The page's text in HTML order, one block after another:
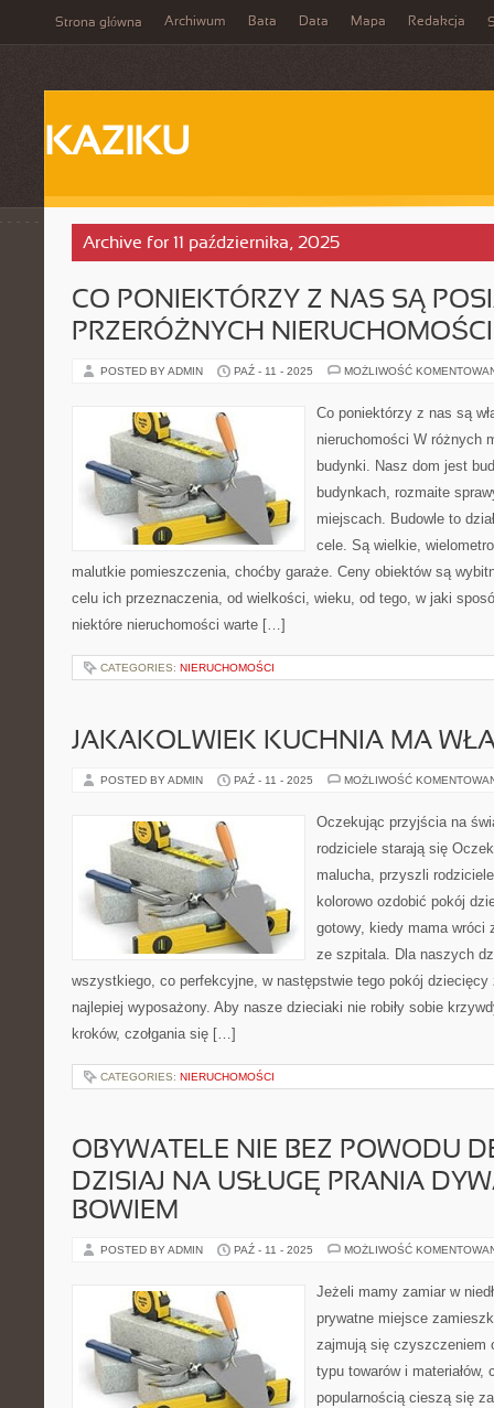
Strona główna Archiwum Bata Data Mapa Redakcja
KAZIKU
Archive for 11 października, 2025
CO PONIEKTÓRZY Z NAS SĄ
PRZERÓŻNYCH NIERUCHOMOŚCI
POSTED BY ADMIN PAŹ - 11 - 2025 MOŻLIWOŚĆ
Co poniektórzy z nas są
nieruchomości W różnych
budynki. Nasz dom jest
budynkach, rozmaite
miejscach. Budowle to
cele. Są wielkie,
malutkie pomieszczenia, choćby garaże. Ceny obiektów są
celu ich przeznaczenia, od wielkości, wieku, od tego, w jaki
niektóre nieruchomości warte […]
CATEGORIES: NIERUCHOMOŚCI
JAKAKOLWIEK KUCHNIA MA
POSTED BY ADMIN PAŹ - 11 - 2025 MOŻLIWOŚĆ
Oczekując przyjścia na
rodziciele starają się
malucha, przyszli
kolorowo ozdobić pokój
gotowy, kiedy mama wróci
ze szpitala. Dla naszych
wszystkiego, co perfekcyjne, w następstwie tego pokój
najlepiej wyposażony. Aby nasze dzieciaki nie robiły sobie
kroków, czołgania się […]
CATEGORIES: NIERUCHOMOŚCI
OBYWATELE NIE BEZ POWODU
DZISIAJ NA USŁUGĘ PRANIA
BOWIEM
POSTED BY ADMIN PAŹ - 11 - 2025 MOŻLIWOŚĆ
Jeżeli mamy zamiar w
prywatne miejsce
zajmują się czyszczeniem
typu towarów i materiałów,
popularnością cieszą się